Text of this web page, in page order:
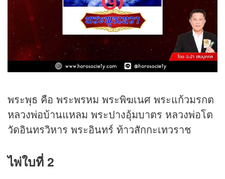
พระพุธ คือ พระพรหม พระพิฆเนศ พระแก้วมรกต
หลวงพ่อบ้านแหลม พระปางอุ้มบาตร หลวงพ่อโต
วัดอินทรวิหาร พระอินทร์ ท้าวสักกะเทวราช
ไพ่ใบที่ 2